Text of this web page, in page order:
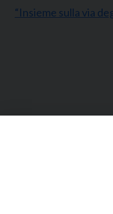
“Insieme sulla via